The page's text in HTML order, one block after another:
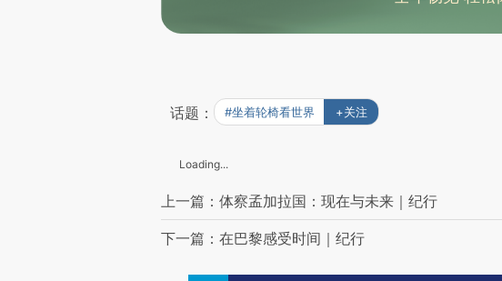
话题： #坐着轮椅看世界 +关注
Loading...
上一篇：体察孟加拉国：现在与未来｜纪行
下一篇：在巴黎感受时间｜纪行